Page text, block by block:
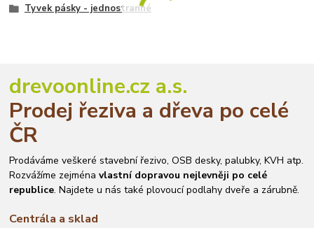
Tyvek pásky - jednostranné
drevoonline.cz a.s.
Prodej řeziva a dřeva po celé
ČR
Prodáváme veškeré stavební řezivo, OSB desky, palubky, KVH atp.
Rozvážíme zejménavlastní dopravou nejlevněji po celé
republice. Najdete u nás také plovoucí podlahy dveře a zárubně.
Centrála a sklad